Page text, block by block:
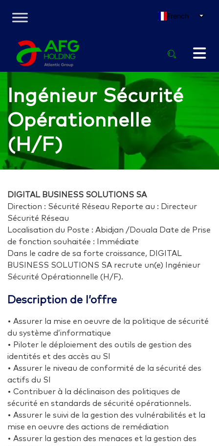
French
Ingénieur Sécurité
Opérationnelle
(H/F)
DIGITAL BUSINESS SOLUTIONS SA
Direction : Sécurité Réseau Reporte au : Directeur
Sécurité Réseau
Localisation du Poste : Abidjan /Douala Date de Prise
de fonction souhaitée : Immédiate
Dans le cadre de sa forte croissance, DIGITAL
BUSINESS SOLUTIONS SA recrute un(e) Ingénieur
Sécurité Opérationnelle (H/F).
Description de l’offre
• Assurer la mise en oeuvre de la politique de sécurité
du système d’informatique
• Piloter le déploiement des outils de gestion des
identités et des accès au SI
• Assurer le niveau de conformité de la sécurité des
actifs du SI
• Contribuer à la déclinaison des politiques de
sécurité en standards de sécurité opérationnels.
• Assurer le suivi de la gestion des vulnérabilités et la
mise en oeuvre des actions de remédiation
• Assurer la gestion des menaces et la gestion des